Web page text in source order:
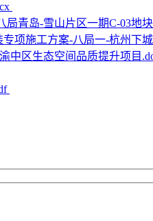
局青岛-雪山片区一期C-03地
项施工方案-八局一-杭州下
中区生态空间品质提升项目